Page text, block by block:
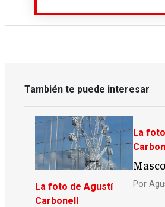
También te puede interesar
La foto de Agustí
Carbonell
La
Por